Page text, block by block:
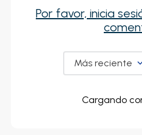
Por favor, inicia
Más reciente
Cargando